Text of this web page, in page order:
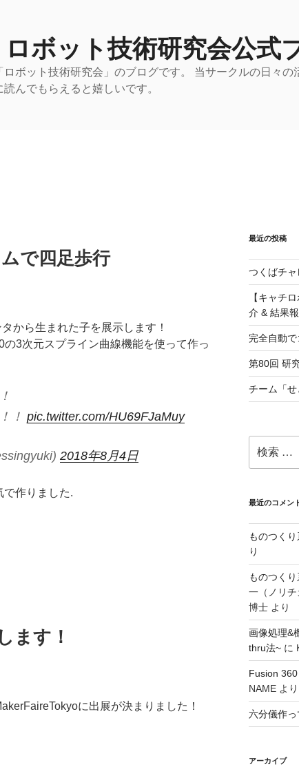
ボット技術研究会公式
ボット技術研究会」のブログです。 当サークルの日々
んでもらえると嬉しいです。
ムで四足歩行
から生まれた子を展示します！
3次元スプライン曲線機能を使って作っ
！ pic.twitter.com/HU69FJaMuy
2018年8月4日
で作りました.
ます！
に出展が決まりました！
最近の投稿
つくばチャ
【キャチ
介 & 結果
完全自動
第80回 研
チーム「
索:
最近のコメン
ものつく
り
ものつく
一（ノリ
博士より
画像処理&
thru法~に
Fusion
NAMEより
六分儀作っ
アーカイブ